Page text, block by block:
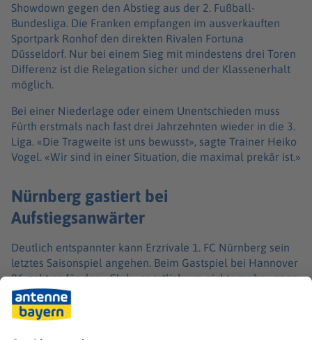
Showdown gegen den Abstieg aus der 2. Fußball-
Bundesliga. Die Franken empfangen im ausverkauften
Sportpark Ronhof den direkten Rivalen Fortuna
Düsseldorf. Nur bei einem Sieg mit mindestens drei Toren
Differenz ist die Relegation sicher und der Klassenerhalt
möglich.
Bei einer Niederlage oder einem Unentschieden muss
Fürth erstmals nach fast drei Jahrzehnten wieder in die 3.
Liga. «Die Tragweite ist uns bewusst», sagte Trainer Heiko
Vogel. «Wir sind in einer Situation, die maximal prekär ist.»
Nürnberg gastiert bei
Aufstiegsanwärter
Deutlich entspannter kann Erzrivale 1. FC Nürnberg sein
letztes Saisonspiel angehen. Beim Gastspiel bei Hannover
96 geht es für den «Club» sportlich um nichts mehr - ganz
anders als für die Niedersachsen, die um den Aufstieg in
die Bundesliga kämpfen. Nürnberg-Coach Miroslav Klose
kündigte deshalb der Fairness halber an, keine Geschenke